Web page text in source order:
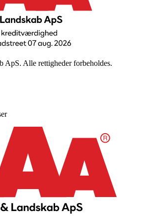
ApS. Alle rettigheder forbeholdes.